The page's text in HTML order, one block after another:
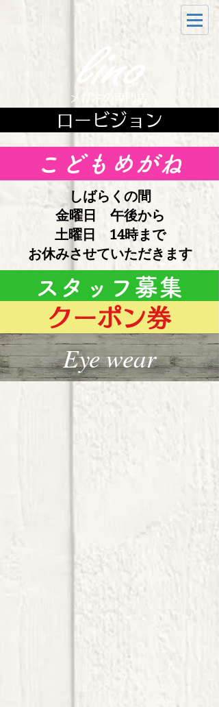
ロービジョン
こどもめがね
しばらくの間
金曜日 午後から
土曜日 14時まで
お休みさせていただきます
スタッフ募集
クーポン券
Eye wear